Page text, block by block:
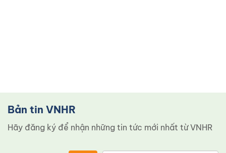
Bản tin VNHR
Hãy đăng ký để nhận những tin tức mới nhất từ ​​VNHR